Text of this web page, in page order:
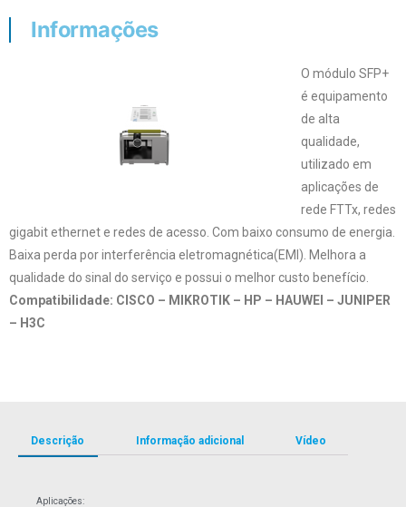
Informações
O módulo SFP+
é equipamento
de alta
qualidade,
utilizado em
aplicações de
rede FTTx, redes
gigabit ethernet e redes de acesso. Com baixo consumo de energia.
Baixa perda por interferência eletromagnética(EMI). Melhora a
qualidade do sinal do serviço e possui o melhor custo benefício.
Compatibilidade: CISCO – MIKROTIK – HP – HAUWEI – JUNIPER
– H3C
Descrição Informação adicional Vídeo
Aplicações: